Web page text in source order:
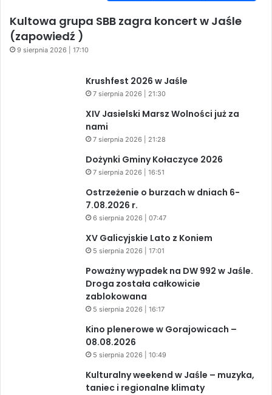
Kultowa grupa SBB zagra koncert w Jaśle
(zapowiedź )
9 sierpnia 2026 | 17:10
Krushfest 2026 w Jaśle
7 sierpnia 2026 | 21:30
XIV Jasielski Marsz Wolności już za
nami
7 sierpnia 2026 | 21:28
Dożynki Gminy Kołaczyce 2026
7 sierpnia 2026 | 16:51
Ostrzeżenie o burzach w dniach 6-
7.08.2026 r.
6 sierpnia 2026 | 07:47
XV Galicyjskie Lato z Koniem
5 sierpnia 2026 | 17:01
Poważny wypadek na DW 992 w Jaśle.
Droga została całkowicie
zablokowana
5 sierpnia 2026 | 16:17
Kino plenerowe w Gorajowicach –
08.08.2026
5 sierpnia 2026 | 10:49
Kulturalny weekend w Jaśle – muzyka,
taniec i regionalne klimaty